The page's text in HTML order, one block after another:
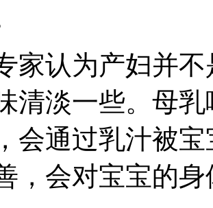
家认为产妇并
清淡一些。母
会通过乳汁被
，会对宝宝的